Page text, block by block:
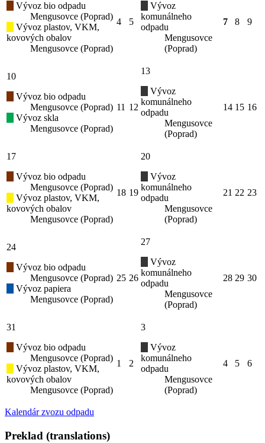
Vývoz bio odpadu
Mengusovce (Poprad)
Vývoz plastov, VKM,
kovových obalov
Mengusovce (Poprad)
4 5
Vývoz
komunálneho
odpadu
Mengusovce
(Poprad)
7 8 9
10
Vývoz bio odpadu
Mengusovce (Poprad)
Vývoz skla
Mengusovce (Poprad)
11 12
13
Vývoz
komunálneho
odpadu
Mengusovce
(Poprad)
14 15 16
17
Vývoz bio odpadu
Mengusovce (Poprad)
Vývoz plastov, VKM,
kovových obalov
Mengusovce (Poprad)
18 19
20
Vývoz
komunálneho
odpadu
Mengusovce
(Poprad)
21 22 23
24
Vývoz bio odpadu
Mengusovce (Poprad)
Vývoz papiera
Mengusovce (Poprad)
25 26
27
Vývoz
komunálneho
odpadu
Mengusovce
(Poprad)
28 29 30
31
Vývoz bio odpadu
Mengusovce (Poprad)
Vývoz plastov, VKM,
kovových obalov
Mengusovce (Poprad)
1 2
3
Vývoz
komunálneho
odpadu
Mengusovce
(Poprad)
4 5 6
Kalendár zvozu odpadu
Preklad (translations)